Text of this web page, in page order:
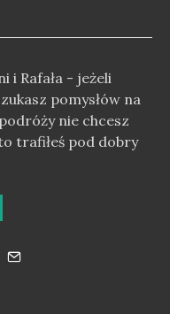
i Rafała - jeżeli
pomysłów na
nie chcesz
trafiłeś pod dobry